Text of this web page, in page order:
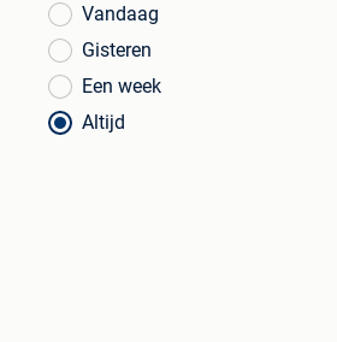
Vandaag
Gisteren
Een week
Altijd